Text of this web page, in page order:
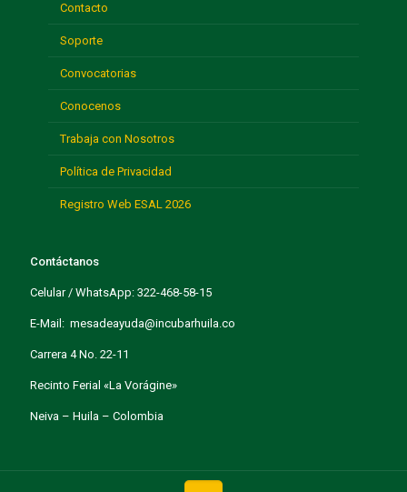
Contacto
Soporte
Convocatorias
Conocenos
Trabaja con Nosotros
Política de Privacidad
Registro Web ESAL 2026
Contáctanos
Celular / WhatsApp: 322-468-58-15
E-Mail: mesadeayuda@incubarhuila.co
Carrera 4 No. 22-11
Recinto Ferial «La Vorágine»
Neiva – Huila – Colombia